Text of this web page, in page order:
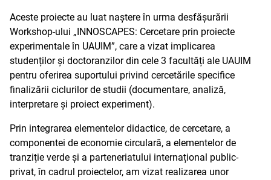
Aceste proiecte au luat naștere în urma desfășurării
Workshop-ului „INNOSCAPES: Cercetare prin proiecte
experimentale în UAUIM”, care a vizat implicarea
studenților și doctoranzilor din cele 3 facultăți ale UAUIM
pentru oferirea suportului privind cercetările specifice
finalizării ciclurilor de studii (documentare, analiză,
interpretare și proiect experiment).
Prin integrarea elementelor didactice, de cercetare, a
componentei de economie circulară, a elementelor de
tranziție verde și a parteneriatului internațional public-
privat, în cadrul proiectelor, am vizat realizarea unor